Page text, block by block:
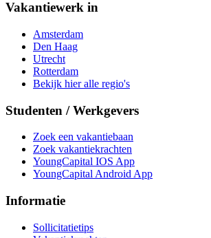
Vakantiewerk in
Amsterdam
Den Haag
Utrecht
Rotterdam
Bekijk hier alle regio's
Studenten / Werkgevers
Zoek een vakantiebaan
Zoek vakantiekrachten
YoungCapital IOS App
YoungCapital Android App
Informatie
Sollicitatietips